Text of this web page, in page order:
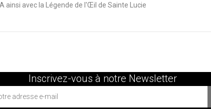
ainsi avec la Légende de l'Œil de Sainte Lucie
Inscrivez-vous à notre Newsletter